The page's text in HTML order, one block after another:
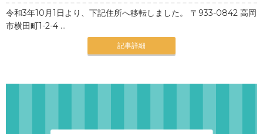
令和3年10月1日より、下記住所へ移転しました。 〒933-0842 高岡
市横田町1-2-4 ...
記事詳細